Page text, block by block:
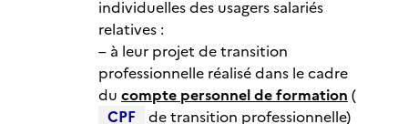
individuelles des usagers salariés
relatives :
– à leur projet de transition
professionnelle réalisé dans le cadre
du compte personnel de formation (
CPF de transition professionnelle)